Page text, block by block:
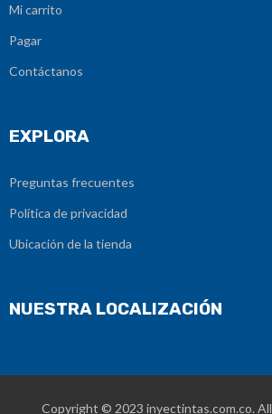
Mi carrito
Pagar
Contáctanos
EXPLORA
Preguntas frecuentes
Política de privacidad
Ubicación de la tienda
NUESTRA LOCALIZACIÓN
Copyright © 2023 inyectintas.com.co.